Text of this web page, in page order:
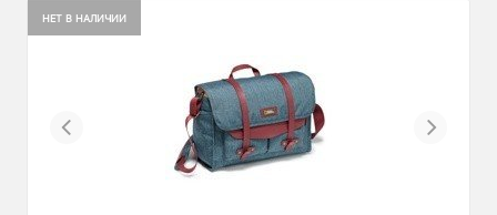
НЕТ В НАЛИЧИИ
Previous Next